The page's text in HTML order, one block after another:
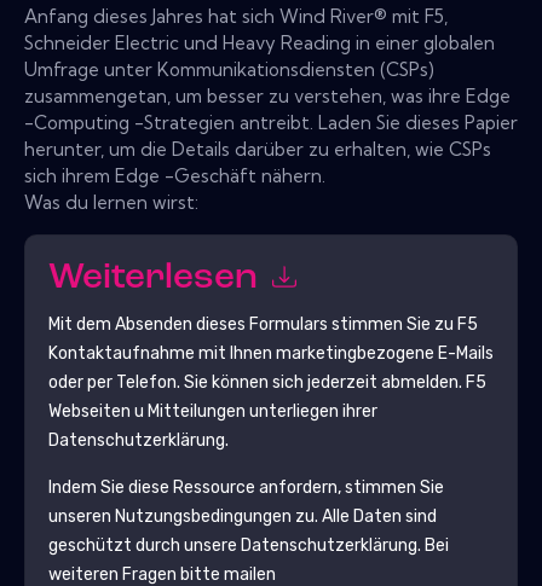
Anfang dieses Jahres hat sich Wind River® mit F5,
Schneider Electric und Heavy Reading in einer globalen
Umfrage unter Kommunikationsdiensten (CSPs)
zusammengetan, um besser zu verstehen, was ihre Edge
-Computing -Strategien antreibt. Laden Sie dieses Papier
herunter, um die Details darüber zu erhalten, wie CSPs
sich ihrem Edge -Geschäft nähern.
Was du lernen wirst:
Weiterlesen
Mit dem Absenden dieses Formulars stimmen Sie zu F5
Kontaktaufnahme mit Ihnen marketingbezogene E-Mails
oder per Telefon. Sie können sich jederzeit abmelden. F5
Webseiten u Mitteilungen unterliegen ihrer
Datenschutzerklärung.
Indem Sie diese Ressource anfordern, stimmen Sie
unseren Nutzungsbedingungen zu. Alle Daten sind
geschützt durch unsere Datenschutzerklärung. Bei
weiteren Fragen bitte mailen